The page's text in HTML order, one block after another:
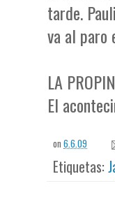
tarde.
va al paro
LA
El
on6.6.09
Etiquetas: